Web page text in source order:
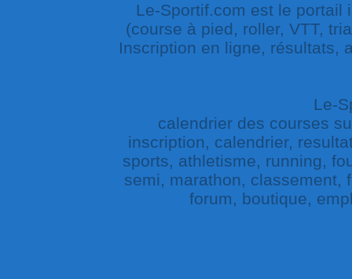
Le-Sportif.com est le portail
(course à pied, roller, VTT,
Inscription en ligne, résultats,
Le-
calendrier des courses
inscription, calendrier,
sports, athletisme, running,
semi, marathon, classement,
forum, boutique,